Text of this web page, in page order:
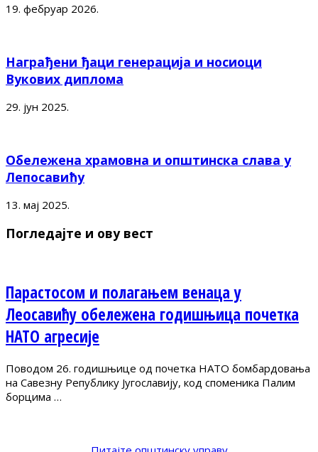
19. фебруар 2026.
Награђени ђаци генерација и носиоци
Вукових диплома
29. јун 2025.
Обележена храмовна и општинска слава у
Лепосавићу
13. мај 2025.
Погледајте и ову вест
Парастосом и полагањем венаца у
Леосавићу обележена годишњица почетка
НАТО агресије
Поводом 26. годишњице од почетка НАТО бомбардовања
на Савезну Републику Југославију, код споменика Палим
борцима …